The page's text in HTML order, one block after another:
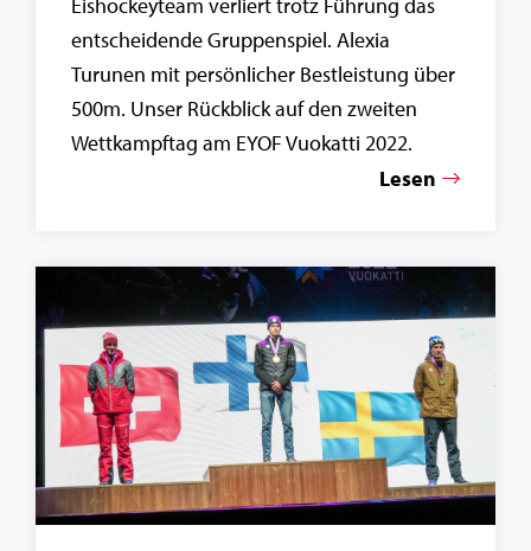
entscheidende Gruppenspiel. Alexia
Turunen mit persönlicher Bestleistung über
500m. Unser Rückblick auf den zweiten
Wettkampftag am EYOF Vuokatti 2022.
Lesen